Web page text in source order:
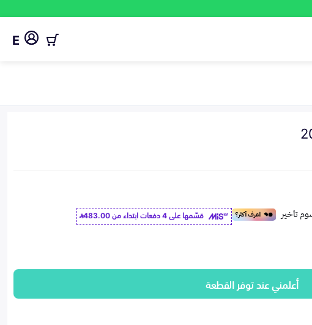
E
قسّمها على 4 دفعات ابتداء من
483.00
أعلمني عند توفر القطعة